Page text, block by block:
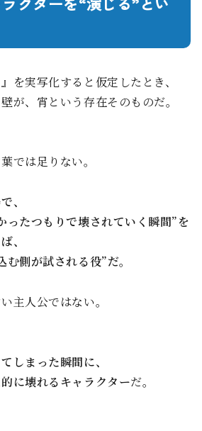
を実写化すると仮定したとき、
が、宵という存在そのものだ。
では足りない。
、
ったつもりで壊されていく瞬間”を
、
側が試される役”だ。
主人公ではない。
しまった瞬間に、
に壊れるキャラクターだ。